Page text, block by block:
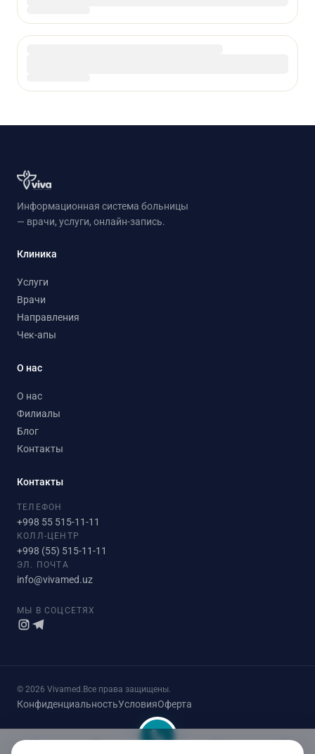
Информационная система больницы
— врачи, услуги, онлайн-запись.
Клиника
Услуги
Врачи
Направления
Чек-апы
О нас
О нас
Филиалы
Блог
Контакты
Контакты
ТЕЛЕФОН
+998 55 515-11-11
КОЛЛ-ЦЕНТР
+998 (55) 515-11-11
ЭЛ. ПОЧТА
info@vivamed.uz
МЫ В СОЦСЕТЯХ
© 2026 Vivamed. Все права защищены.
КонфиденциальностьУсловияОферта